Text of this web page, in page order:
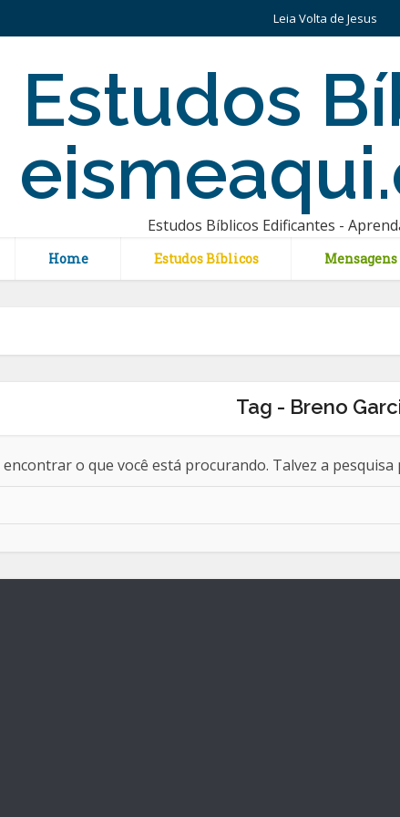
Leia Volta de Jesus
Estudos Bíblicos Edificantes -
Home Estudos Bíblicos
Tag - Breno
o que você está procurando. Talvez a pesquisa